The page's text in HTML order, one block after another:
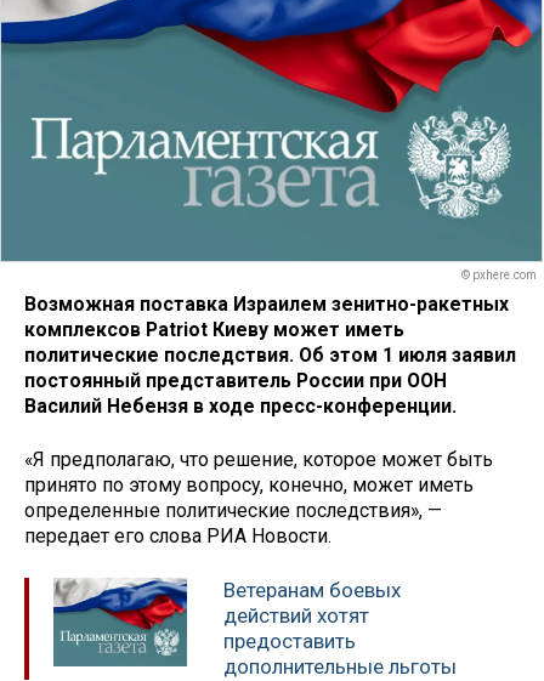
© pxhere.com
Возможная поставка Израилем зенитно-ракетных
комплексов Patriot Киеву может иметь
политические последствия. Об этом 1 июля заявил
постоянный представитель России при ООН
Василий Небензя в ходе пресс-конференции.
«Я предполагаю, что решение, которое может быть
принято по этому вопросу, конечно, может иметь
определенные политические последствия», —
передает его слова РИА Новости.
Ветеранам боевых
действий хотят
предоставить
дополнительные льготы